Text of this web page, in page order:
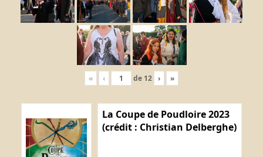
« ‹ de 12 › »
La Coupe de Poudloire 2023
(crédit : Christian Delberghe)